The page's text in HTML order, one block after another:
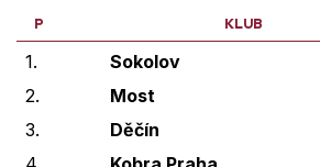
P KLUB
1. Sokolov
2.
Most
3.
Děčín